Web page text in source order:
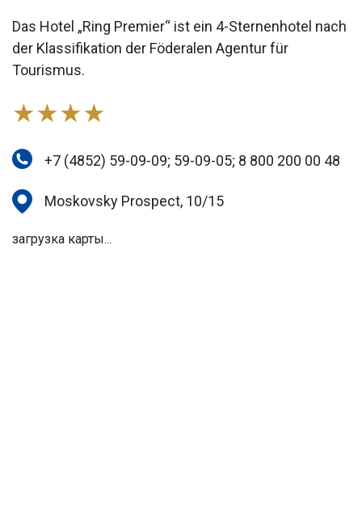
Das Hotel „Ring Premier“ ist ein 4-Sternenhotel nach
der Klassifikation der Föderalen Agentur für
Tourismus.
★★★★
+7 (4852) 59-09-09; 59-09-05; 8 800 200 00 48
Moskovsky Prospect, 10/15
загрузка карты...